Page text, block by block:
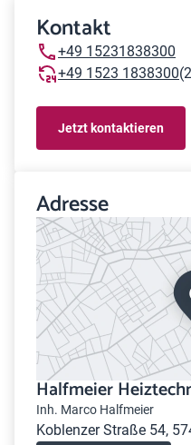
Kontakt
+49 15231838300
+49 1523 1838300
Jetzt kontaktieren
Adresse
Halfmeier
Inh. Marco Halfmeier
Koblenzer Straße 54,